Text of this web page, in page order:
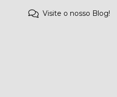
Visite o nosso Blog!